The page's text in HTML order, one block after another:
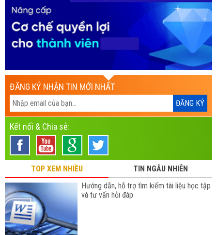
ĐĂNG KÝ NHẬN TIN MỚI NHẤT
Kết nối & Chia sẻ:
TOP XEM NHIỀU
TIN NGẪU NHIÊN
Hướng dẫn, hỗ trợ tìm kiếm tài liệu học tập
và tư vấn hỏi đáp